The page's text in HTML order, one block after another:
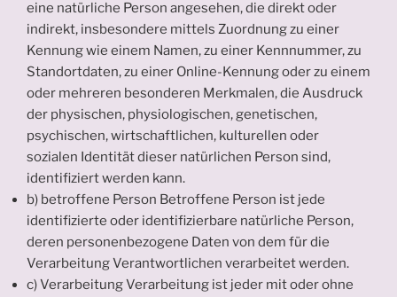
eine natürliche Person angesehen, die direkt oder
indirekt, insbesondere mittels Zuordnung zu einer
Kennung wie einem Namen, zu einer Kennnummer, zu
Standortdaten, zu einer Online-Kennung oder zu einem
oder mehreren besonderen Merkmalen, die Ausdruck
der physischen, physiologischen, genetischen,
psychischen, wirtschaftlichen, kulturellen oder
sozialen Identität dieser natürlichen Person sind,
identifiziert werden kann.
b) betroffene Person Betroffene Person ist jede
identifizierte oder identifizierbare natürliche Person,
deren personenbezogene Daten von dem für die
Verarbeitung Verantwortlichen verarbeitet werden.
c) Verarbeitung Verarbeitung ist jeder mit oder ohne